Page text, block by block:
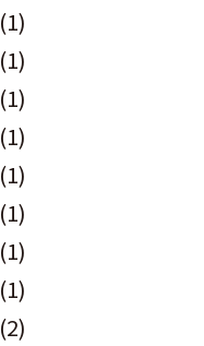
(1)
(1)
(1)
(1)
(1)
(1)
(1)
(1)
(2)